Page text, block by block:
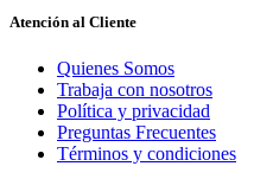
Atención al Cliente
Quienes Somos
Trabaja con nosotros
Política y privacidad
Preguntas Frecuentes
Términos y condiciones